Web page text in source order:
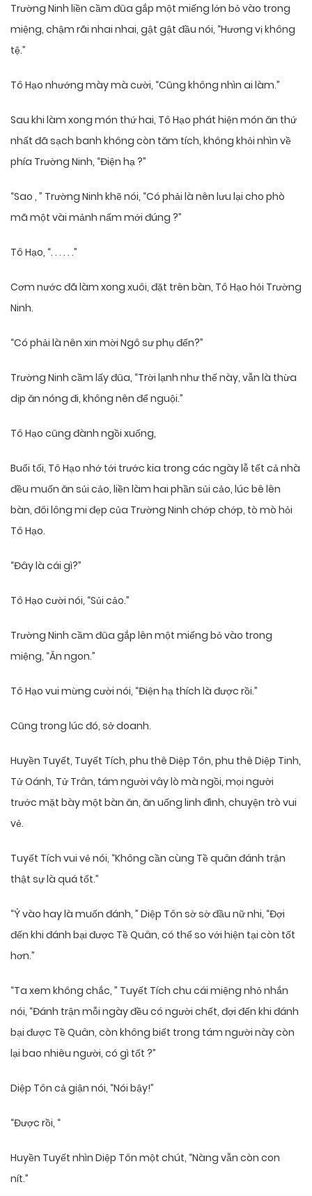
Trường Ninh liền cầm đũa gắp một miếng lớn bỏ vào trong
miệng, chậm rãi nhai nhai, gật gật đầu nói, “Hương vị không
tệ.”
Tô Hạo nhướng mày mà cười, “Cũng không nhìn ai làm.”
Sau khi làm xong món thứ hai, Tô Hạo phát hiện món ăn thứ
nhất đã sạch banh không còn tăm tích, không khỏi nhìn về
phía Trường Ninh, “Điện hạ ?”
“Sao , ” Trường Ninh khẽ nói, “Có phải là nên lưu lại cho phò
mã một vài mảnh nấm mới đúng ?”
Tô Hạo, “. . . . . .”
Cơm nước đã làm xong xuôi, đặt trên bàn, Tô Hạo hỏi Trường
Ninh.
“Có phải là nên xin mời Ngô sư phụ đến?”
Trường Ninh cầm lấy đũa, “Trời lạnh như thế này, vẫn là thừa
dịp ăn nóng đi, không nên để nguội.”
Tô Hạo cũng đành ngồi xuống,
Buổi tối, Tô Hạo nhớ tới trước kia trong các ngày lễ tết cả nhà
đều muốn ăn sủi cảo, liền làm hai phần sủi cảo, lúc bê lên
bàn, đôi lông mi đẹp của Trường Ninh chớp chớp, tò mò hỏi
Tô Hạo.
“Đây là cái gì?”
Tô Hạo cười nói, “Sủi cảo.”
Trường Ninh cầm đũa gắp lên một miếng bỏ vào trong
miệng, “Ăn ngon.”
Tô Hạo vui mừng cười nói, “Điện hạ thích là được rồi.”
Cũng trong lúc đó, sở doanh.
Huyền Tuyết, Tuyết Tích, phu thê Diệp Tôn, phu thê Diệp Tinh,
Tử Oánh, Tử Trân, tám người vây lò mà ngồi, mọi người
trước mặt bày một bàn ăn, ăn uống linh đình, chuyện trò vui
vẻ.
Tuyết Tích vui vẻ nói, “Không cần cùng Tề quân đánh trận
thật sự là quá tốt.”
“Ỷ vào hay là muốn đánh, ” Diệp Tôn sờ sờ đầu nữ nhi, “Đợi
đến khi đánh bại được Tề Quân, có thể so với hiện tại còn tốt
hơn.”
“Ta xem không chắc, ” Tuyết Tích chu cái miệng nhỏ nhắn
nói, “Đánh trận mỗi ngày đều có người chết, đợi đến khi đánh
bại được Tề Quân, còn không biết trong tám người này còn
lại bao nhiêu người, có gì tốt ?”
Diệp Tôn cả giận nói, “Nói bậy!”
“Được rồi, “
Huyền Tuyết nhìn Diệp Tôn một chút, “Nàng vẫn còn con
nít.”